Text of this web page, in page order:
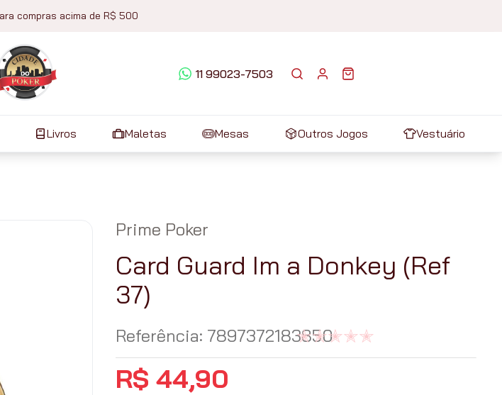
compras acima de R$ 500
11 99023-7503
Livros Maletas Mesas Outros Jogos Vestuário
Prime Poker
Card Guard Im a Donkey (Ref
37)
Referência: 7897372183850
R$ 44,90